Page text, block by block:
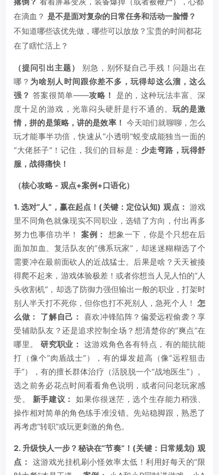
在滴血？ 是不是面对复杂的日常任务和活动一脸懵？
不知道哪些该优先做，哪些可以放放？宝贵的时间都花
在了瞎忙活上？
（提问引出主题）
别急，别怀疑自己手残！问题出在
哪？ 为啥别人时间跟你差不多，玩得却这么溜，这么
强？ 答案很简单——攻略！
是的，这种玩法丰富、深
度十足的游戏，光靠闷头硬肝是行不通的。 玩的是激
情，拼的是策略，讲的是效率！ 今天咱们就聊聊，怎么
玩才能事半功倍，快速从“小透明”蜕变成能独当一面的
“大佬胚子”！记住，我们的目标是： 少走弯路，玩得舒
服，战得痛快！
（核心攻略 - 观点+案例+口语化）
1. 选对“人”，赢在起点！(关键：定位认知) 观点： 游戏
里不同角色就像现实不同职业，选错了方向，付出再多
努力也事倍功半！案例：
想象一下，你是个只想在后
面加加血、复活队友的“佛系玩家”，却迷迷糊糊选了个
需要冲在最前面砍人的近战猛士。后果是啥？天天被揍
得爬不起来，游戏体验极差！或者你想当人见人怕的“人
头收割机”，却选了防御力强但输出一般的职业，打架时
别人半天打不死你，但你也打不死别人，急死个人！ 怎
么做：
了解自己： 喜欢冲锋陷阵？偏爱远程偷袭？享
受辅助队友？还是追求控制全场？想清楚你的“爽点”在
哪里。研究职业： 这游戏角色各有特点，有的能抗能
打（像个“肉盾战士”），有的爆发超高（像“远程狙击
手”），有的擅长群体治疗（活脱脱一个“战地医生”）。
选之前务必花点时间看看角色说明，或者问问老玩家感
受。 新手建议： 如果你很迷茫，选个生存能力稍强、
操作相对简单的角色练手准没错。先站稳脚跟，熟悉了
再考虑“转职”或玩更刺激的角色。
2. 升级快人一步？秘诀在“节奏”！(关键：日常规划) 观
点： 这游戏光挂机刷小怪效率太低！利用好每天的“限